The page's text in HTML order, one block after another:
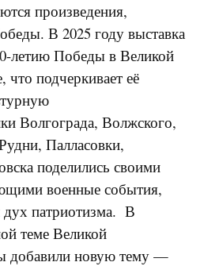
произведения,
В 2025 году выставка
летию Победы в Великой
что подчеркивает её
Волгограда, Волжского,
Палласовки,
поделились своими
военные события,
дух патриотизма. В
теме Великой
добавили новую тему —